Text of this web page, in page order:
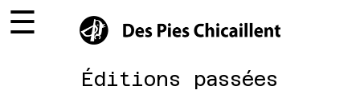
☰
Éditions passées